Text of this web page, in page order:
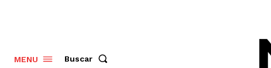
MENU Buscar